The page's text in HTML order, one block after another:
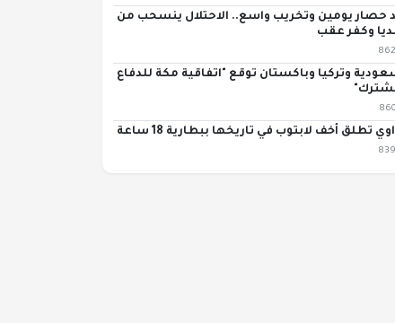
حصار يومين وتخريب واسع.. الاحتلال ينسحب من
وكفر عقب
862
وتركيا وباكستان توقع "اتفاقية مكة للدفاع
860
تطلق أخف لابتوب في تاريخها ببطارية 18 ساعة
839